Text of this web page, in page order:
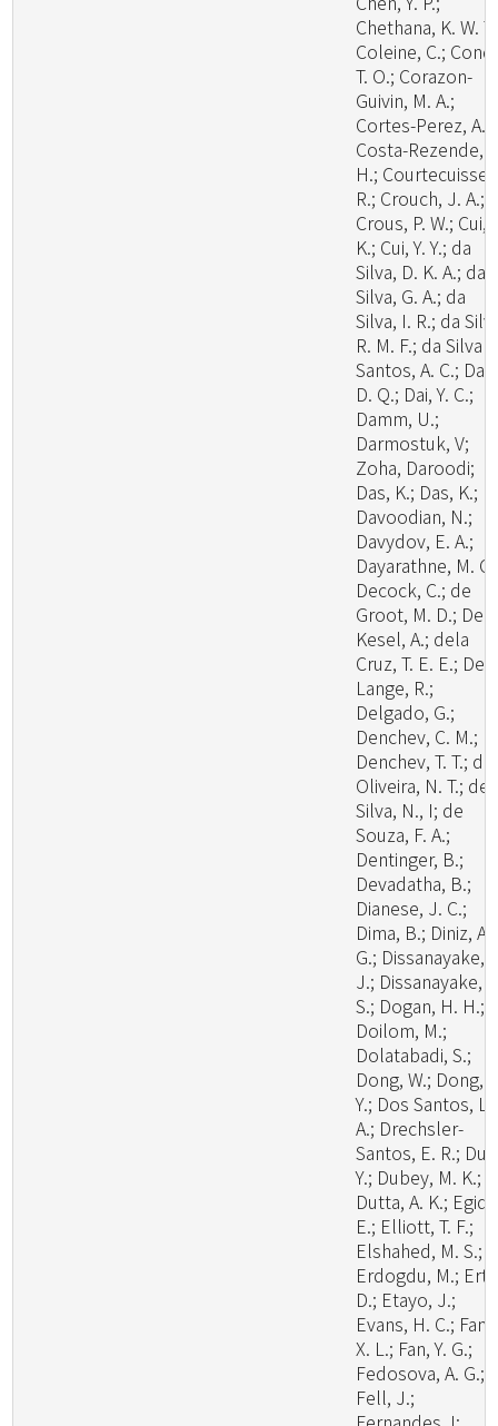
Chethana, K. W.
Coleine, C.;
T. O.; Corazon-
Guivin, M. A.;
Cortes-Perez, A.;
Costa-Rezende,
H.; Courtecuisse,
R.; Crouch, J. A.;
Crous, P. W.; Cui,
K.; Cui, Y. Y.; da
Silva, D. K. A.; da
Silva, G. A.; da
Silva, I. R.; da
R. M. F.; da Silva
Santos, A. C.; Dai,
D. Q.; Dai, Y. C.;
Damm, U.;
Darmostuk, V;
Zoha, Daroodi;
Das, K.; Das, K.;
Davoodian, N.;
Davydov, E. A.;
Dayarathne, M.
Decock, C.; de
Groot, M. D.; De
Kesel, A.; dela
Cruz, T. E. E.; De
Lange, R.;
Delgado, G.;
Denchev, C. M.;
Denchev, T. T.; de
Oliveira, N. T.; de
Silva, N., I; de
Souza, F. A.;
Dentinger, B.;
Devadatha, B.;
Dianese, J. C.;
Dima, B.; Diniz, A.
G.; Dissanayake,
J.; Dissanayake,
S.; Dogan, H. H.;
Doilom, M.;
Dolatabadi, S.;
Dong, W.; Dong,
Y.; Dos Santos, L.
A.; Drechsler-
Santos, E. R.; Du,
Y.; Dubey, M. K.;
Dutta, A. K.; Egidi,
E.; Elliott, T. F.;
Elshahed, M. S.;
Erdogdu, M.;
D.; Etayo, J.;
Evans, H. C.; Fan,
X. L.; Fan, Y. G.;
Fedosova, A. G.;
Fell, J.;